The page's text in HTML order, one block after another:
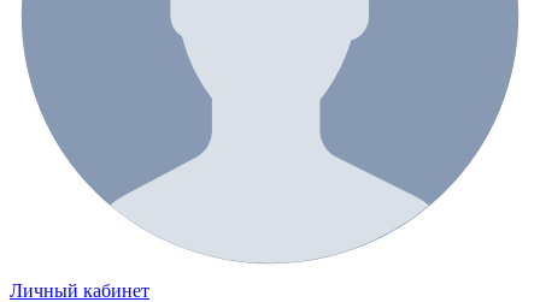
Личный кабинет